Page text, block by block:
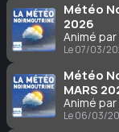
Météo
2026
Animé
Le 07/03/
Météo
MARS
Animé
Le 06/03/